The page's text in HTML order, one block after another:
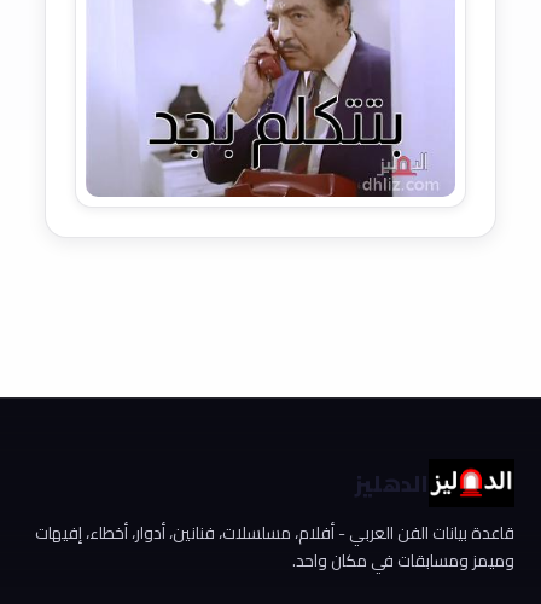
الدهليز
قاعدة بيانات الفن العربي - أفلام، مسلسلات، فنانين، أدوار، أخطاء، إفيهات
وميمز ومسابقات في مكان واحد.